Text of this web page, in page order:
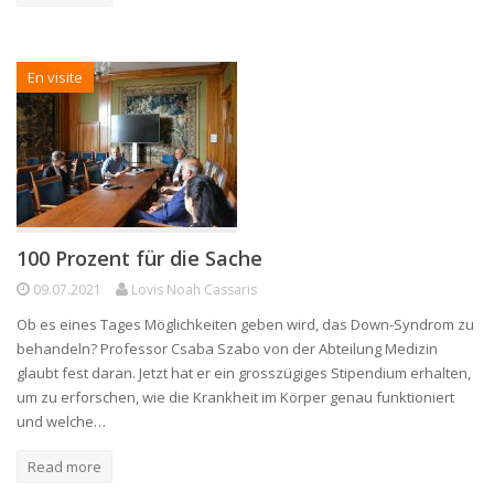
En visite
100 Prozent für die Sache
09.07.2021 Lovis Noah Cassaris
Ob es eines Tages Möglichkeiten geben wird, das Down-Syndrom zu
behandeln? Professor Csaba Szabo von der Abteilung Medizin
glaubt fest daran. Jetzt hat er ein grosszügiges Stipendium erhalten,
um zu erforschen, wie die Krankheit im Körper genau funktioniert
und welche…
Read more